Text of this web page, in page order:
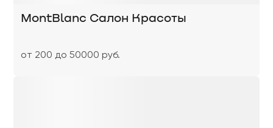
MontBlanc Салон Красоты
от 200 до 50000 руб.